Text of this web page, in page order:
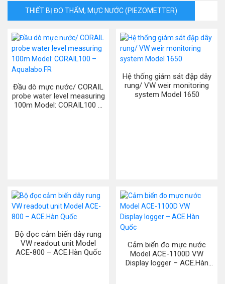
THIẾT BỊ ĐO THẤM, MỰC NƯỚC (PIEZOMETTER)
Đầu dò mực nước/ CORAIL
probe water level measuring
100m Model: CORAIL100 –
Hệ thống giám sát đập dây
rung/ VW weir monitoring
system Model 1650
Bộ đọc cảm biến dây rung
VW readout unit Model
ACE-800 – ACE.Hàn Quốc
Cảm biến đo mực nước
Model ACE-1100D VW
Display logger – ACE.Hàn